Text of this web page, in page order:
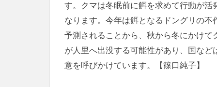
す。クマは冬眠前に餌を求めて行動が活
なります。今年は餌となるドングリの不
予測されることから、秋から冬にかけて
が人里へ出没する可能性があり、国など
意を呼びかけています。【篠口純子】